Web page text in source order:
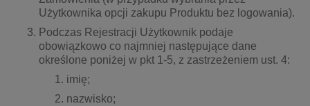
Użytkownika opcji zakupu Produktu bez logowania).
Podczas Rejestracji Użytkownik podaje
obowiązkowo co najmniej następujące dane
określone poniżej w pkt 1-5, z zastrzeżeniem ust. 4:
imię;
nazwisko;